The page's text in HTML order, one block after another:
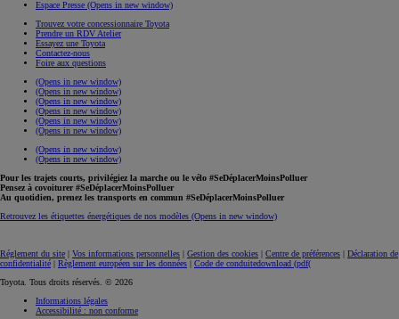
Espace Presse (Opens in new window)
Trouvez votre concessionnaire Toyota
Prendre un RDV Atelier
Essayez une Toyota
Contactez-nous
Foire aux questions
(Opens in new window)
(Opens in new window)
(Opens in new window)
(Opens in new window)
(Opens in new window)
(Opens in new window)
(Opens in new window)
(Opens in new window)
Pour les trajets courts, privilégiez la marche ou le vélo #SeDéplacerMoinsPolluer
Pensez à covoiturer #SeDéplacerMoinsPolluer
Au quotidien, prenez les transports en commun #SeDéplacerMoinsPolluer
Retrouvez les étiquettes énergétiques de nos modèles (Opens in new window)
Réglement du site | Vos informations personnelles | Gestion des cookies | Centre de préférences | Déclaration de
confidentialité | Règlement européen sur les données | Code de conduitedownload (pdf(
Toyota. Tous droits réservés. © 2026
Informations légales
Accessibilité : non conforme